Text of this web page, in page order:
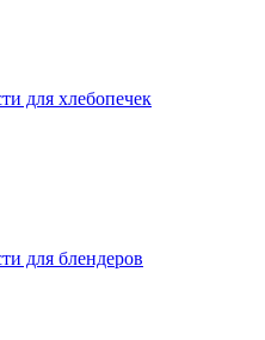
для хлебопечек
для блендеров